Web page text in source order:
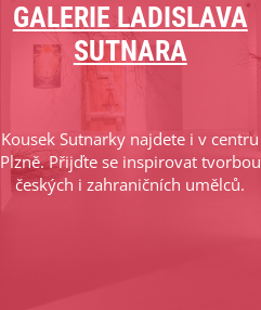
GALERIE LADISLAVA
SUTNARA
Kousek Sutnarky najdete i v centru
Plzně. Přijďte se inspirovat tvorbou
českých i zahraničních umělců.